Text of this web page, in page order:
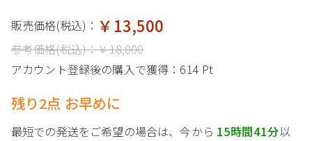
販売価格(税込)： ￥13,500
参考価格(税込)：￥18,000
アカウント登録後の購入で獲得： 614 Pt
残り2点 お早めに
最短での発送をご希望の場合は、今から 15時間41分以